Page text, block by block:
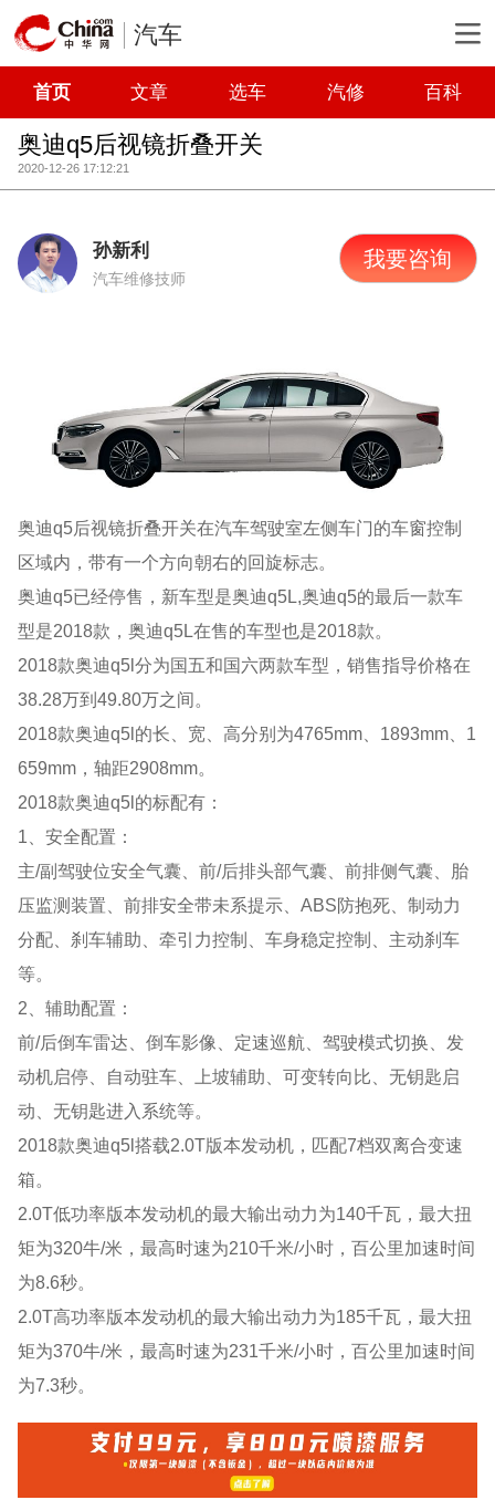
汽车
首页 文章 选车 汽修 百科
奥迪q5后视镜折叠开关
2020-12-26 17:12:21
孙新利
汽车维修技师
我要咨询
奥迪q5后视镜折叠开关在汽车驾驶室左侧车门的车窗控制
区域内，带有一个方向朝右的回旋标志。
奥迪q5已经停售，新车型是奥迪q5L,奥迪q5的最后一款车
型是2018款，奥迪q5L在售的车型也是2018款。
2018款奥迪q5l分为国五和国六两款车型，销售指导价格在
38.28万到49.80万之间。
2018款奥迪q5l的长、宽、高分别为4765mm、1893mm、1
659mm，轴距2908mm。
2018款奥迪q5l的标配有：
1、安全配置：
主/副驾驶位安全气囊、前/后排头部气囊、前排侧气囊、胎
压监测装置、前排安全带未系提示、ABS防抱死、制动力
分配、刹车辅助、牵引力控制、车身稳定控制、主动刹车
等。
2、辅助配置：
前/后倒车雷达、倒车影像、定速巡航、驾驶模式切换、发
动机启停、自动驻车、上坡辅助、可变转向比、无钥匙启
动、无钥匙进入系统等。
2018款奥迪q5l搭载2.0T版本发动机，匹配7档双离合变速
箱。
2.0T低功率版本发动机的最大输出动力为140千瓦，最大扭
矩为320牛/米，最高时速为210千米/小时，百公里加速时间
为8.6秒。
2.0T高功率版本发动机的最大输出动力为185千瓦，最大扭
矩为370牛/米，最高时速为231千米/小时，百公里加速时间
为7.3秒。